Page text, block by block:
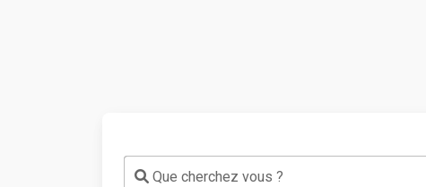
Que cherchez vous ?